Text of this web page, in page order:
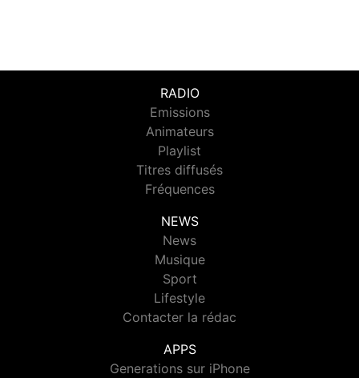
RADIO
Emissions
Animateurs
Playlist
Titres diffusés
Fréquences
NEWS
News
Musique
Sport
Lifestyle
Contacter la rédac
APPS
Generations sur iPhone